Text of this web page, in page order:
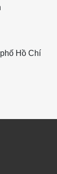
Hồ Chí